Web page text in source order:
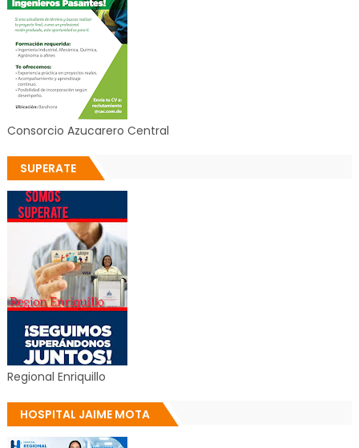
Consorcio Azucarero Central
SUPERATE
Regional Enriquillo
HOSPITAL JAIME MOTA